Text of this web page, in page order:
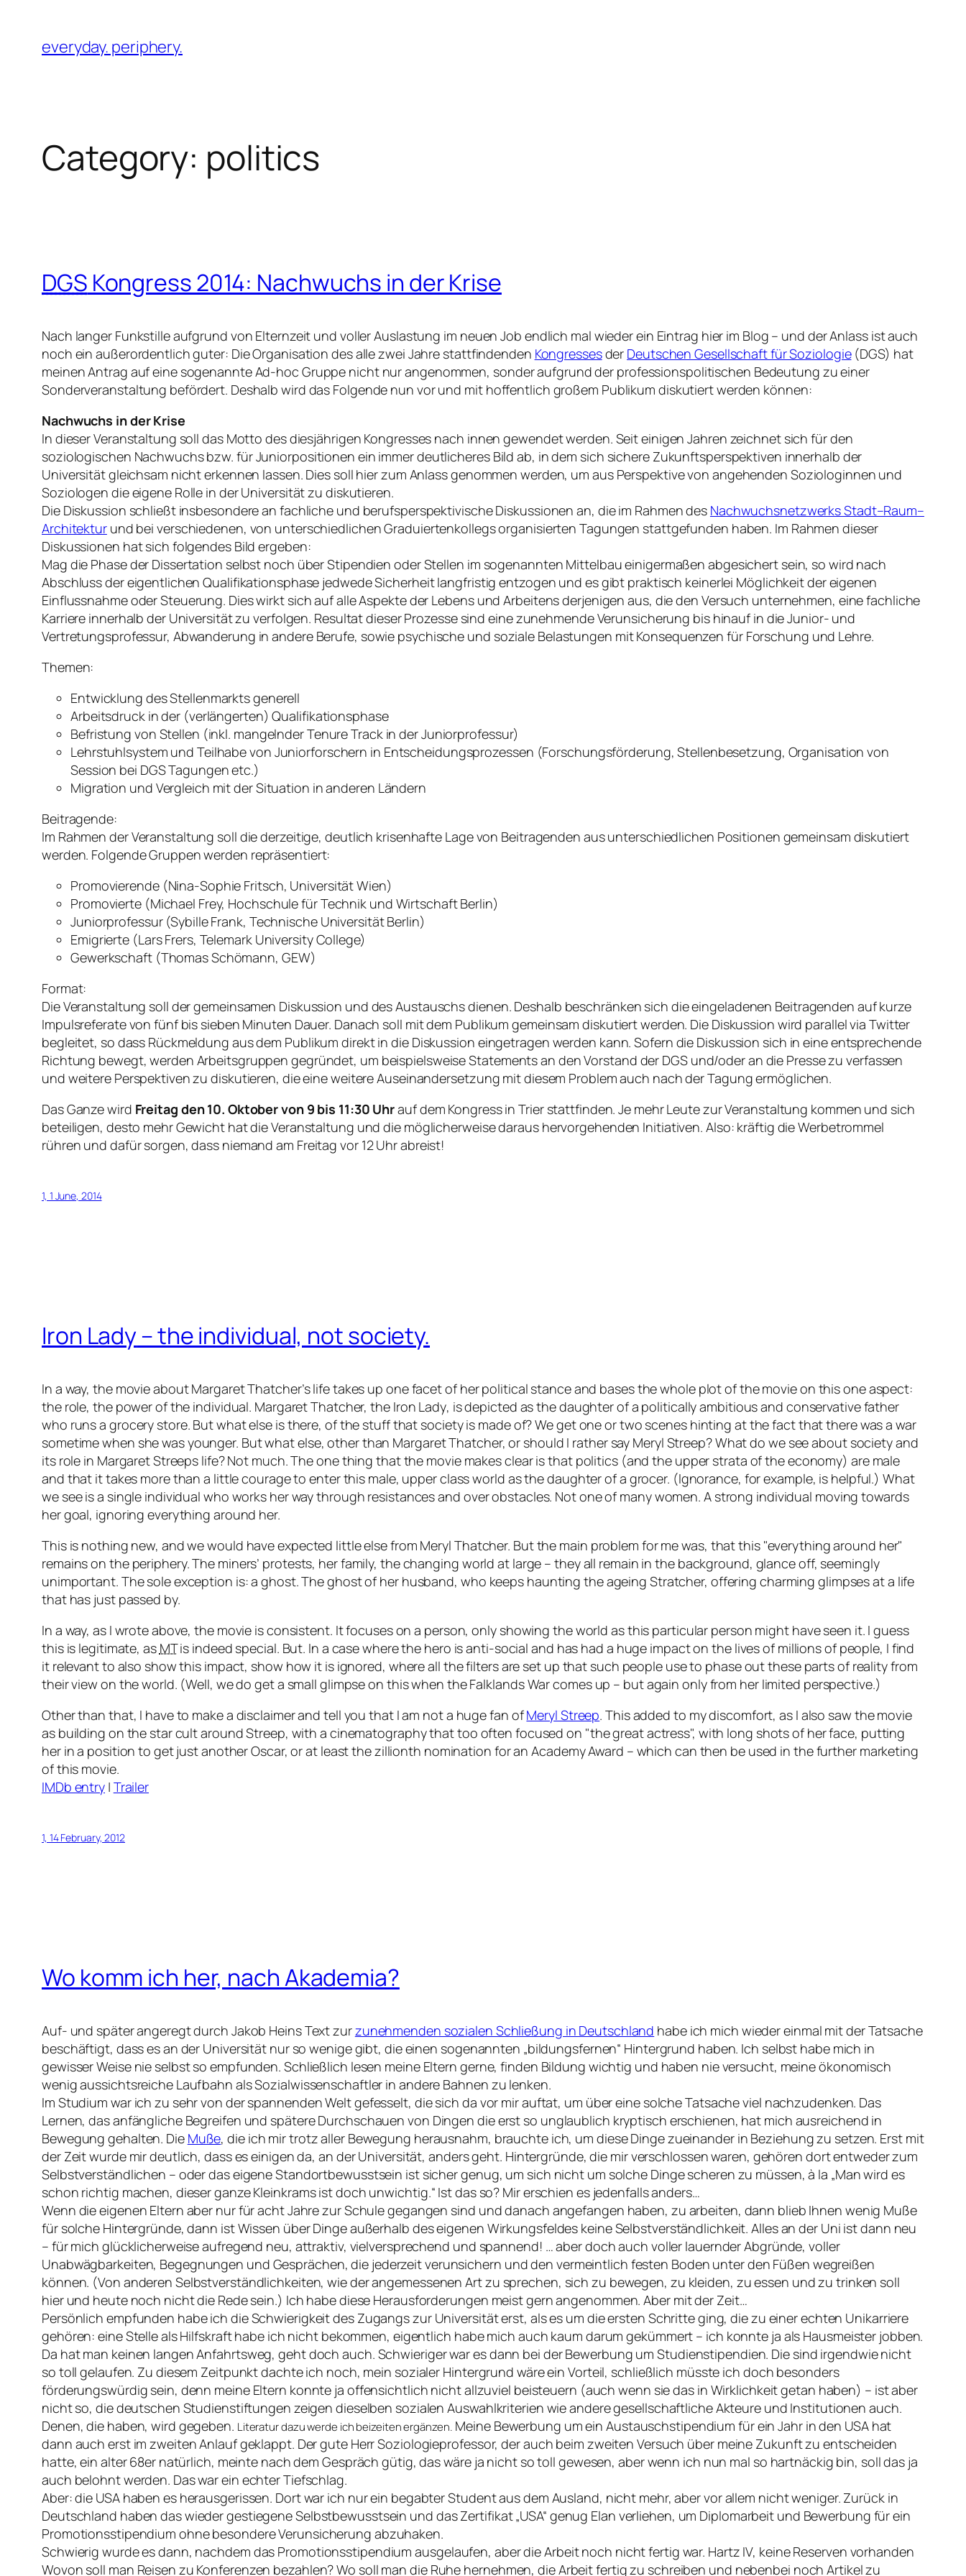
content
everyday. periphery.
Category: politics
DGS Kongress 2014: Nachwuchs in der Krise
Nach langer Funkstille aufgrund von Elternzeit und voller Auslastung im neuen Job endlich mal wieder ein Eintrag hier im Blog – und der Anlass ist auch
noch ein außerordentlich guter: Die Organisation des alle zwei Jahre stattfindenden Kongressesder Deutschen Gesellschaft für Soziologie(DGS) hat
meinen Antrag auf eine sogenannte Ad-hoc Gruppe nicht nur angenommen, sonder aufgrund der professionspolitischen Bedeutung zu einer
Sonderveranstaltung befördert. Deshalb wird das Folgende nun vor und mit hoffentlich großem Publikum diskutiert werden können:
Nachwuchs in der Krise
In dieser Veranstaltung soll das Motto des diesjährigen Kongresses nach innen gewendet werden. Seit einigen Jahren zeichnet sich für den
soziologischen Nachwuchs bzw. für Juniorpositionen ein immer deutlicheres Bild ab, in dem sich sichere Zukunftsperspektiven innerhalb der
Universität gleichsam nicht erkennen lassen. Dies soll hier zum Anlass genommen werden, um aus Perspektive von angehenden Soziologinnen und
Soziologen die eigene Rolle in der Universität zu diskutieren.
Die Diskussion schließt insbesondere an fachliche und berufsperspektivische Diskussionen an, die im Rahmen des Nachwuchsnetzwerks Stadt–Raum–
Architekturund bei verschiedenen, von unterschiedlichen Graduiertenkollegs organisierten Tagungen stattgefunden haben. Im Rahmen dieser
Diskussionen hat sich folgendes Bild ergeben:
Mag die Phase der Dissertation selbst noch über Stipendien oder Stellen im sogenannten Mittelbau einigermaßen abgesichert sein, so wird nach
Abschluss der eigentlichen Qualifikationsphase jedwede Sicherheit langfristig entzogen und es gibt praktisch keinerlei Möglichkeit der eigenen
Einflussnahme oder Steuerung. Dies wirkt sich auf alle Aspekte der Lebens und Arbeitens derjenigen aus, die den Versuch unternehmen, eine fachliche
Karriere innerhalb der Universität zu verfolgen. Resultat dieser Prozesse sind eine zunehmende Verunsicherung bis hinauf in die Junior- und
Vertretungsprofessur, Abwanderung in andere Berufe, sowie psychische und soziale Belastungen mit Konsequenzen für Forschung und Lehre.
Themen:
Entwicklung des Stellenmarkts generell
Arbeitsdruck in der (verlängerten) Qualifikationsphase
Befristung von Stellen (inkl. mangelnder Tenure Track in der Juniorprofessur)
Lehrstuhlsystem und Teilhabe von Juniorforschern in Entscheidungsprozessen (Forschungsförderung, Stellenbesetzung, Organisation von
Session bei DGS Tagungen etc.)
Migration und Vergleich mit der Situation in anderen Ländern
Beitragende:
Im Rahmen der Veranstaltung soll die derzeitige, deutlich krisenhafte Lage von Beitragenden aus unterschiedlichen Positionen gemeinsam diskutiert
werden. Folgende Gruppen werden repräsentiert:
Promovierende (Nina-Sophie Fritsch, Universität Wien)
Promovierte (Michael Frey, Hochschule für Technik und Wirtschaft Berlin)
Juniorprofessur (Sybille Frank, Technische Universität Berlin)
Emigrierte (Lars Frers, Telemark University College)
Gewerkschaft (Thomas Schömann, GEW)
Format:
Die Veranstaltung soll der gemeinsamen Diskussion und des Austauschs dienen. Deshalb beschränken sich die eingeladenen Beitragenden auf kurze
Impulsreferate von fünf bis sieben Minuten Dauer. Danach soll mit dem Publikum gemeinsam diskutiert werden. Die Diskussion wird parallel via Twitter
begleitet, so dass Rückmeldung aus dem Publikum direkt in die Diskussion eingetragen werden kann. Sofern die Diskussion sich in eine entsprechende
Richtung bewegt, werden Arbeitsgruppen gegründet, um beispielsweise Statements an den Vorstand der DGS und/oder an die Presse zu verfassen
und weitere Perspektiven zu diskutieren, die eine weitere Auseinandersetzung mit diesem Problem auch nach der Tagung ermöglichen.
Das Ganze wird Freitag den 10. Oktober von 9 bis 11:30 Uhrauf dem Kongress in Trier stattfinden. Je mehr Leute zur Veranstaltung kommen und sich
beteiligen, desto mehr Gewicht hat die Veranstaltung und die möglicherweise daraus hervorgehenden Initiativen. Also: kräftig die Werbetrommel
rühren und dafür sorgen, dass niemand am Freitag vor 12 Uhr abreist!
1, 1 June, 2014
Iron Lady – the individual, not society.
In a way, the movie about Margaret Thatcher’s life takes up one facet of her political stance and bases the whole plot of the movie on this one aspect:
the role, the power of the individual. Margaret Thatcher, the Iron Lady, is depicted as the daughter of a politically ambitious and conservative father
who runs a grocery store. But what else is there, of the stuff that society is made of? We get one or two scenes hinting at the fact that there was a war
sometime when she was younger. But what else, other than Margaret Thatcher, or should I rather say Meryl Streep? What do we see about society and
its role in Margaret Streeps life? Not much. The one thing that the movie makes clear is that politics (and the upper strata of the economy) are male
and that it takes more than a little courage to enter this male, upper class world as the daughter of a grocer. (Ignorance, for example, is helpful.) What
we see is a single individual who works her way through resistances and over obstacles. Not one of many women. A strong individual moving towards
her goal, ignoring everything around her.
This is nothing new, and we would have expected little else from Meryl Thatcher. But the main problem for me was, that this everything around her
remains on the periphery. The miners’ protests, her family, the changing world at large – they all remain in the background, glance off, seemingly
unimportant. The sole exception is: a ghost. The ghost of her husband, who keeps haunting the ageing Stratcher, offering charming glimpses at a life
that has just passed by.
In a way, as I wrote above, the movie is consistent. It focuses on a person, only showing the world as this particular person might have seen it. I guess
this is legitimate, as MTis indeed special. But. In a case where the hero is anti-social and has had a huge impact on the lives of millions of people, I find
it relevant to also show this impact, show how it is ignored, where all the filters are set up that such people use to phase out these parts of reality from
their view on the world. (Well, we do get a small glimpse on this when the Falklands War comes up – but again only from her limited perspective.)
Other than that, I have to make a disclaimer and tell you that I am not a huge fan ofMeryl Streep. This added to my discomfort, as I also saw the movie
as building on the star cult around Streep, with a cinematography that too often focused on the great actress, with long shots of her face, putting
her in a position to get just another Oscar, or at least the zillionth nomination for an Academy Award – which can then be used in the further marketing
of this movie.
IMDb entry | Trailer
1, 14 February, 2012
Wo komm ich her, nach Akademia?
Auf- und später angeregt durch Jakob Heins Text zurzunehmenden sozialen Schließung in Deutschland habe ich mich wieder einmal mit der Tatsache
beschäftigt, dass es an der Universität nur so wenige gibt, die einen sogenannten bildungsfernen Hintergrund haben. Ich selbst habe mich in
gewisser Weise nie selbst so empfunden. Schließlich lesen meine Eltern gerne, finden Bildung wichtig und haben nie versucht, meine ökonomisch
wenig aussichtsreiche Laufbahn als Sozialwissenschaftler in andere Bahnen zu lenken.
Im Studium war ich zu sehr von der spannenden Welt gefesselt, die sich da vor mir auftat, um über eine solche Tatsache viel nachzudenken. Das
Lernen, das anfängliche Begreifen und spätere Durchschauen von Dingen die erst so unglaublich kryptisch erschienen, hat mich ausreichend in
Bewegung gehalten. Die Muße, die ich mir trotz aller Bewegung herausnahm, brauchte ich, um diese Dinge zueinander in Beziehung zu setzen. Erst mit
der Zeit wurde mir deutlich, dass es einigen da, an der Universität, anders geht. Hintergründe, die mir verschlossen waren, gehören dort entweder zum
Selbstverständlichen – oder das eigene Standortbewusstsein ist sicher genug, um sich nicht um solche Dinge scheren zu müssen, à la Man wird es
schon richtig machen, dieser ganze Kleinkrams ist doch unwichtig. Ist das so? Mir erschien es jedenfalls anders…
Wenn die eigenen Eltern aber nur für acht Jahre zur Schule gegangen sind und danach angefangen haben, zu arbeiten, dann blieb Ihnen wenig Muße
für solche Hintergründe, dann ist Wissen über Dinge außerhalb des eigenen Wirkungsfeldes keine Selbstverständlichkeit. Alles an der Uni ist dann neu
– für mich glücklicherweise aufregend neu, attraktiv, vielversprechend und spannend! … aber doch auch voller lauernder Abgründe, voller
Unabwägbarkeiten, Begegnungen und Gesprächen, die jederzeit verunsichern und den vermeintlich festen Boden unter den Füßen wegreißen
können. (Von anderen Selbstverständlichkeiten, wie der angemessenen Art zu sprechen, sich zu bewegen, zu kleiden, zu essen und zu trinken soll
hier und heute noch nicht die Rede sein.) Ich habe diese Herausforderungen meist gern angenommen. Aber mit der Zeit…
Persönlich empfunden habe ich die Schwierigkeit des Zugangs zur Universität erst, als es um die ersten Schritte ging, die zu einer echten Unikarriere
gehören: eine Stelle als Hilfskraft habe ich nicht bekommen, eigentlich habe mich auch kaum darum gekümmert – ich konnte ja als Hausmeister jobben.
Da hat man keinen langen Anfahrtsweg, geht doch auch. Schwieriger war es dann bei der Bewerbung um Studienstipendien. Die sind irgendwie nicht
so toll gelaufen. Zu diesem Zeitpunkt dachte ich noch, mein sozialer Hintergrund wäre ein Vorteil, schließlich müsste ich doch besonders
förderungswürdig sein, denn meine Eltern konnte ja offensichtlich nicht allzuviel beisteuern (auch wenn sie das in Wirklichkeit getan haben) – ist aber
nicht so, die deutschen Studienstiftungen zeigen dieselben sozialen Auswahlkriterien wie andere gesellschaftliche Akteure und Institutionen auch.
Denen, die haben, wird gegeben. Literatur dazu werde ich beizeiten ergänzen. Meine Bewerbung um ein Austauschstipendium für ein Jahr in den USA hat
dann auch erst im zweiten Anlauf geklappt. Der gute Herr Soziologieprofessor, der auch beim zweiten Versuch über meine Zukunft zu entscheiden
hatte, ein alter 68er natürlich, meinte nach dem Gespräch gütig, das wäre ja nicht so toll gewesen, aber wenn ich nun mal so hartnäckig bin, soll das ja
auch belohnt werden. Das war ein echter Tiefschlag.
Aber: die USA haben es herausgerissen. Dort war ich nur ein begabter Student aus dem Ausland, nicht mehr, aber vor allem nicht weniger. Zurück in
Deutschland haben das wieder gestiegene Selbstbewusstsein und das Zertifikat USA genug Elan verliehen, um Diplomarbeit und Bewerbung für ein
Promotionsstipendium ohne besondere Verunsicherung abzuhaken.
Schwierig wurde es dann, nachdem das Promotionsstipendium ausgelaufen, aber die Arbeit noch nicht fertig war. Hartz IV, keine Reserven vorhanden
Wovon soll man Reisen zu Konferenzen bezahlen? Wo soll man die Ruhe hernehmen, die Arbeit fertig zu schreiben und nebenbei noch Artikel zu